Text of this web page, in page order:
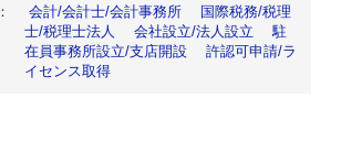
：会計/会計士/会計事務所
国際税務/税理
士/税理士法人
会社設立/法人設立
駐
在員事務所設立/支店開設
許認可申請/ラ
イセンス取得